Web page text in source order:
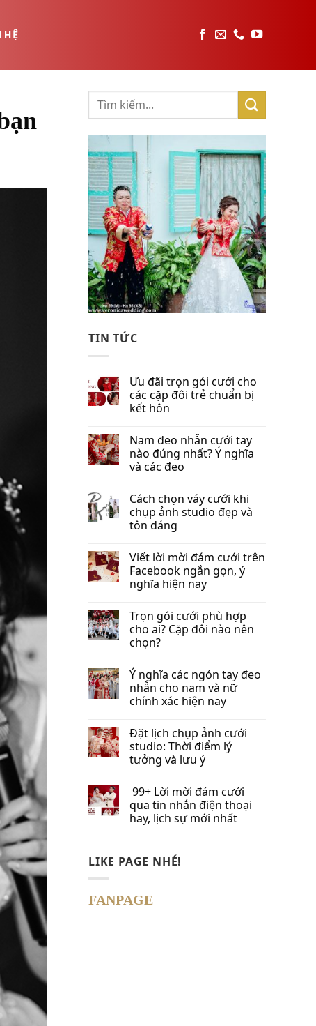
HỆ
TIN TỨC
Ưu đãi trọn gói cưới cho
các cặp đôi trẻ chuẩn bị
kết hôn
Nam đeo nhẫn cưới tay
nào đúng nhất​? Ý nghĩa
và các đeo
Cách chọn váy cưới khi
chụp ảnh studio đẹp và
tôn dáng
Viết lời mời đám cưới trên
Facebook​ ngắn gọn, ý
nghĩa hiện nay
Trọn gói cưới phù hợp
cho ai? Cặp đôi nào nên
chọn?
Ý nghĩa các ngón tay đeo
nhẫn cho nam và nữ
chính xác hiện nay
Đặt lịch chụp ảnh cưới
studio: Thời điểm lý
tưởng và lưu ý
99+ Lời mời đám cưới
qua tin nhắn​ điện thoại
hay, lịch sự mới nhất
LIKE PAGE NHÉ!
FANPAGE